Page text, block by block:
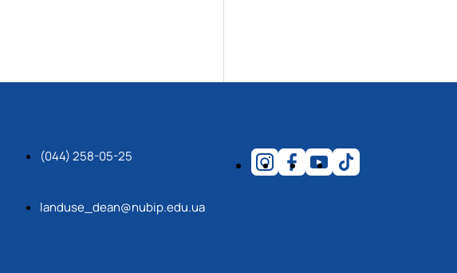
(044) 258-05-25
landuse_dean@nubip.edu.ua